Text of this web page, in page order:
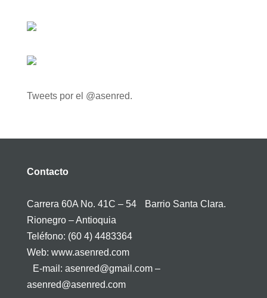
Tweets por el @asenred.
Contacto
Carrera 60A No. 41C – 54 Barrio Santa Clara.
Rionegro – Antioquia
Teléfono: (60 4) 4483364
Web: www.asenred.com
E-mail: asenred@gmail.com –
asenred@asenred.com